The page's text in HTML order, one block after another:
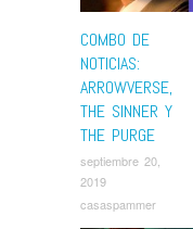
COMBO DE
NOTICIAS:
ARROWVERSE,
THE SINNER Y
THE PURGE
septiembre 20,
2019
casaspammer